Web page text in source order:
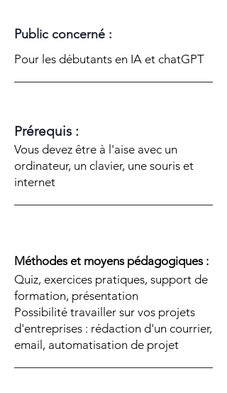
Public concerné :
Pour les débutants en IA et chatGPT
Prérequis :
Vous devez être à l'aise avec un
ordinateur, un clavier, une souris et
internet
Méthodes et moyens pédagogiques :
Quiz, exercices pratiques, support de
formation, présentation
Possibilité travailler sur vos projets
d'entreprises : rédaction d'un courrier,
email, automatisation de projet